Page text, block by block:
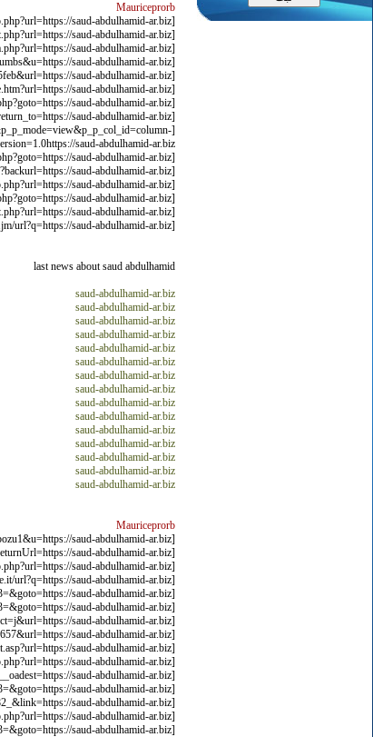
Mauriceprorb
[url=http://zmingcx.com/wp-content/themes/begin/go.php?url=https://saud-abdulhamid-ar.biz]saud-abdulhamid-ar.biz[/url]
[url=http://hermanusaccommodation.co.za/redirect.php?url=https://saud-abdulhamid-ar.biz]saud-abdulhamid-ar.biz[/url]
[url=http://www.castellodivezio.it/lingua.php?url=https://saud-abdulhamid-ar.biz]saud-abdulhamid-ar.biz[/url]
[url=https://dogfartvideos.com/te/out.php?s=100,40&l=thumbs&u=https://saud-abdulhamid-ar.biz]saud-abdulhamid-ar.biz[/url]
[url=http://puremomtube.com/dtr/link.php?gr=4&id=6b5feb&url=https://saud-abdulhamid-ar.biz]saud-abdulhamid-ar.biz[/url]
[url=https://demo2.mainspringmc.com/theuinunfdemochallenge/share.htm?url=https://saud-abdulhamid-ar.biz]saud-abdulhamid-ar.biz[/url]
[url=http://voshod.pro/bitrix/redirect.php?goto=https://saud-abdulhamid-ar.biz]saud-abdulhamid-ar.biz[/url]
[url=https://kindara.zendesk.com/login?return_to=https://saud-abdulhamid-ar.biz]saud-abdulhamid-ar.biz[/url]
ar.biz]saud-abdulhamid-ar.biz[/url]
[url=http://ventfasad.org/bitrix/rk.php?goto=https://saud-abdulhamid-ar.biz]saud-abdulhamid-ar.biz[/url]
[url=https://fxtraders.whotrades.com/language/switcher?backurl=https://saud-abdulhamid-ar.biz]saud-abdulhamid-ar.biz[/url]
[url=http://gorillasaud-abdulhamid-ar.bizgoal.com.xx3.kz/go.php?url=https://saud-abdulhamid-ar.biz]saud-abdulhamid-ar.biz[/url]
[url=https://www.szdk.ru/bitrix/redirect.php?goto=https://saud-abdulhamid-ar.biz]saud-abdulhamid-ar.biz[/url]
[url=http://www.westhawaiiaa.org/redirect.php?url=https://saud-abdulhamid-ar.biz]saud-abdulhamid-ar.biz[/url]
[url=http://maps.t.me/s/worldcasinonet.jm/url?q=https://saud-abdulhamid-ar.biz]saud-abdulhamid-ar.biz[/url]
last news about saud abdulhamid
saud-abdulhamid-ar.biz
saud-abdulhamid-ar.biz
saud-abdulhamid-ar.biz
saud-abdulhamid-ar.biz
saud-abdulhamid-ar.biz
saud-abdulhamid-ar.biz
saud-abdulhamid-ar.biz
saud-abdulhamid-ar.biz
saud-abdulhamid-ar.biz
saud-abdulhamid-ar.biz
saud-abdulhamid-ar.biz
saud-abdulhamid-ar.biz
saud-abdulhamid-ar.biz
saud-abdulhamid-ar.biz
saud-abdulhamid-ar.biz
Mauriceprorb
[url=http://rental-ranking.com/o.cgi?r=0054&c=3&id=cybozu1&u=https://saud-abdulhamid-ar.biz]saud-abdulhamid-ar.biz[/url]
[url=https://m.atflee.com/member/login.html?noMemberOrder&returnUrl=https://saud-abdulhamid-ar.biz]saud-abdulhamid-ar.biz[/url]
[url=http://bms.co.in.xx3.kz/go.php?url=https://saud-abdulhamid-ar.biz]saud-abdulhamid-ar.biz[/url]
[url=https://maps.google.it/url?q=https://saud-abdulhamid-ar.biz]saud-abdulhamid-ar.biz[/url]
[url=http://ippk.arkh-edu.ru/bitrix/redirect.php?event1=&event2=&event3=&goto=https://saud-abdulhamid-ar.biz]saud-abdulhamid-ar.biz[/url]
[url=https://crestup.ru/bitrix/redirect.php?event1=click_to_call&event2=&event3=&goto=https://saud-abdulhamid-ar.biz]saud-abdulhamid-ar.biz[/url]
[url=https://www.google.lv/url?sa=f&rct=j&url=https://saud-abdulhamid-ar.biz]saud-abdulhamid-ar.biz[/url]
[url=http://www.mintmail.biz/track/clicks/v2/?messageid=1427&cid=54657&url=https://saud-abdulhamid-ar.biz]saud-abdulhamid-ar.biz[/url]
[url=http://www.partysupplyandrental.com/redirect.asp?url=https://saud-abdulhamid-ar.biz]saud-abdulhamid-ar.biz[/url]
[url=http://christopherlucciola.com.xx3.kz/go.php?url=https://saud-abdulhamid-ar.biz]saud-abdulhamid-ar.biz[/url]
[url=https://cannabis.community.forums.ozstoners.com/osadvertising/www/delivery/ck.php?ct=1&oaparams=2__bannerid=225__zoneid=3__cb=5a431d3362__oadest=https://saud-abdulhamid-ar.biz]saud-abdulhamid-ar.biz[/url]
[url=http://imperiavann.ru/bitrix/redirect.php?event1=&event2=&event3=&goto=https://saud-abdulhamid-ar.biz]saud-abdulhamid-ar.biz[/url]
[url=http://taca.siam2web.com/change_language.asp?language_id=th&MemberSite_session=site_100782_&link=https://saud-abdulhamid-ar.biz]saud-abdulhamid-ar.biz[/url]
[url=http://keyword-suggest-tool.com.xx3.kz/go.php?url=https://saud-abdulhamid-ar.biz]saud-abdulhamid-ar.biz[/url]
[url=http://softbalans.ru/bitrix/redirect.php?event1=&event2=&event3=&goto=https://saud-abdulhamid-ar.biz]saud-abdulhamid-ar.biz[/url]